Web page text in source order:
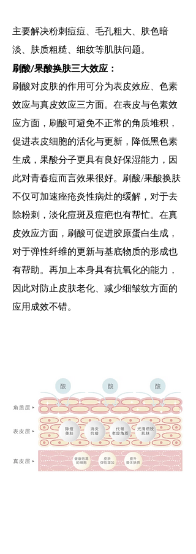
主要解决粉刺痘痘、毛孔粗大、肤色暗
淡、肤质粗糙、细纹等肌肤问题。
刷酸/果酸换肤三大效应：
刷酸对皮肤的作用可分为表皮效应、色素
效应与真皮效应三方面。在表皮与色素效
应方面，刷酸可避免不正常的角质堆积，
促进表皮细胞的活化与更新，降低黑色素
生成，果酸分子更具有良好保湿能力，因
此对青春痘而言效果很好。刷酸/果酸换肤
不仅可加速痤疮炎性病灶的缓解，对于去
除粉刺，淡化痘斑及痘疤也有帮忙。在真
皮效应方面，刷酸可促进胶原蛋白生成，
对于弹性纤维的更新与基底物质的形成也
有帮助。再加上本身具有抗氧化的能力，
因此对防止皮肤老化、减少细皱纹方面的
应用成效不错。